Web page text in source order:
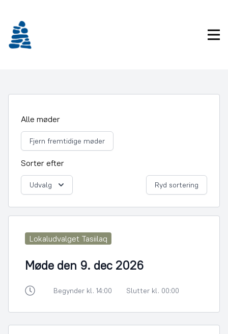
indhold
Alle møder
Fjern fremtidige møder
Sorter efter
Udvalg Ryd sortering
Lokaludvalget Tasiilaq
Møde den 9. dec 2026
Begynder kl. 14:00 Slutter kl. 00:00